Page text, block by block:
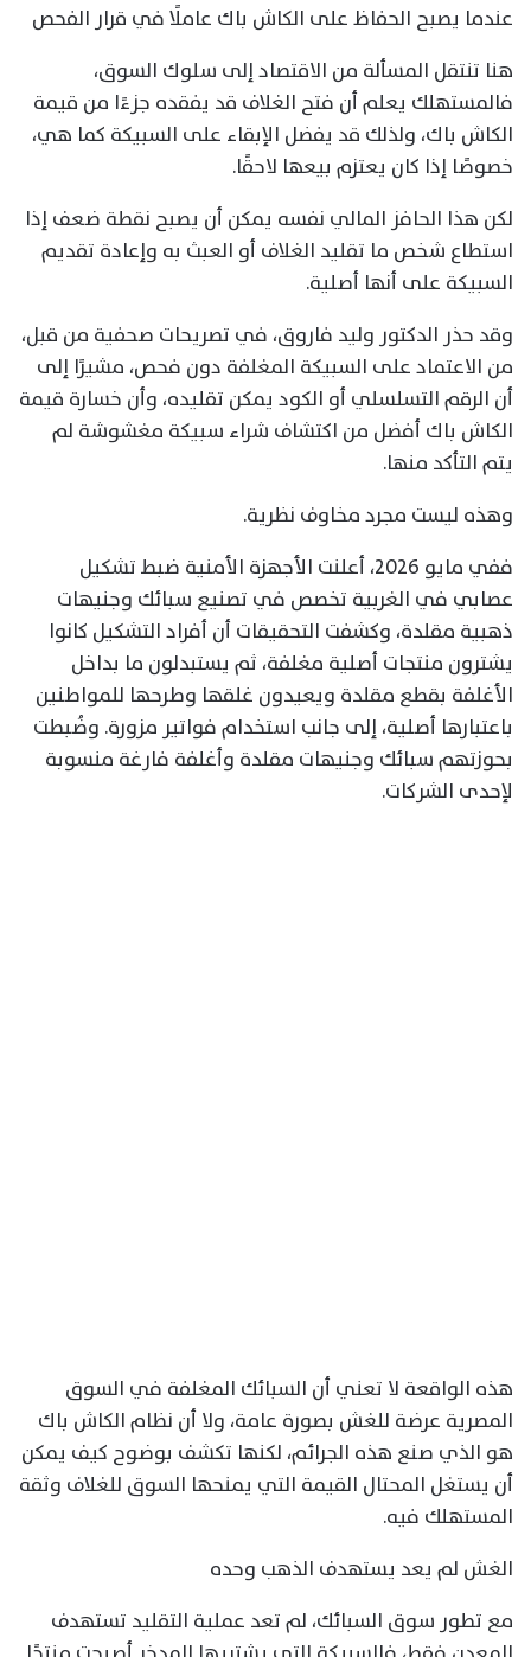
عندما يصبح الحفاظ على الكاش باك عاملًا في قرار الفحص
هنا تنتقل المسألة من الاقتصاد إلى سلوك السوق،
فالمستهلك يعلم أن فتح الغلاف قد يفقده جزءًا من قيمة
الكاش باك، ولذلك قد يفضل الإبقاء على السبيكة كما هي،
خصوصًا إذا كان يعتزم بيعها لاحقًا.
لكن هذا الحافز المالي نفسه يمكن أن يصبح نقطة ضعف إذا
استطاع شخص ما تقليد الغلاف أو العبث به وإعادة تقديم
السبيكة على أنها أصلية.
وقد حذر الدكتور وليد فاروق، في تصريحات صحفية من قبل،
من الاعتماد على السبيكة المغلفة دون فحص، مشيرًا إلى
أن الرقم التسلسلي أو الكود يمكن تقليده، وأن خسارة قيمة
الكاش باك أفضل من اكتشاف شراء سبيكة مغشوشة لم
يتم التأكد منها.
وهذه ليست مجرد مخاوف نظرية.
ففي مايو 2026، أعلنت الأجهزة الأمنية ضبط تشكيل
عصابي في الغربية تخصص في تصنيع سبائك وجنيهات
ذهبية مقلدة، وكشفت التحقيقات أن أفراد التشكيل كانوا
يشترون منتجات أصلية مغلفة، ثم يستبدلون ما بداخل
الأغلفة بقطع مقلدة ويعيدون غلقها وطرحها للمواطنين
باعتبارها أصلية، إلى جانب استخدام فواتير مزورة. وضُبطت
بحوزتهم سبائك وجنيهات مقلدة وأغلفة فارغة منسوبة
لإحدى الشركات.
هذه الواقعة لا تعني أن السبائك المغلفة في السوق
المصرية عرضة للغش بصورة عامة، ولا أن نظام الكاش باك
هو الذي صنع هذه الجرائم، لكنها تكشف بوضوح كيف يمكن
أن يستغل المحتال القيمة التي يمنحها السوق للغلاف وثقة
المستهلك فيه.
الغش لم يعد يستهدف الذهب وحده
مع تطور سوق السبائك، لم تعد عملية التقليد تستهدف